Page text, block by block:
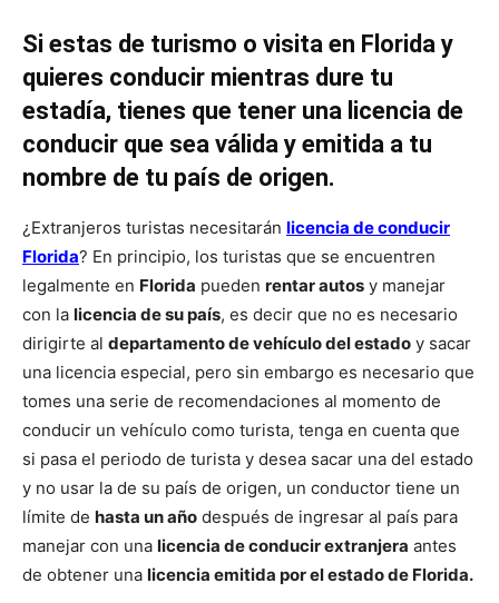
Si estas de turismo o visita en Florida y
quieres conducir mientras dure tu
estadía, tienes que tener una licencia de
conducir que sea válida y emitida a tu
nombre de tu país de origen.
¿Extranjeros turistas necesitarán licencia de conducir
Florida? En principio, los turistas que se encuentren
legalmente en Florida pueden rentar autos y manejar
con la licencia de su país, es decir que no es necesario
dirigirte al departamento de vehículo del estado y sacar
una licencia especial, pero sin embargo es necesario que
tomes una serie de recomendaciones al momento de
conducir un vehículo como turista, tenga en cuenta que
si pasa el periodo de turista y desea sacar una del estado
y no usar la de su país de origen, un conductor tiene un
límite de hasta un año después de ingresar al país para
manejar con una licencia de conducir extranjera antes
de obtener una licencia emitida por el estado de Florida.